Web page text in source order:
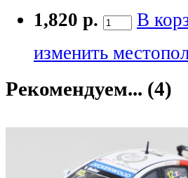
1,820 р.
В
изменить
Рекомендуем... (4)